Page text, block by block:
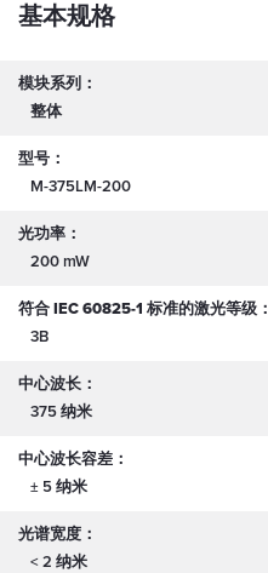
基本规格
模块系列：
整体
型号：
M-375LM-200
光功率：
200 mW
符合 IEC 60825-1 标准的激光等级：
3B
中心波长：
375 纳米
中心波长容差：
± 5 纳米
光谱宽度：
< 2 纳米